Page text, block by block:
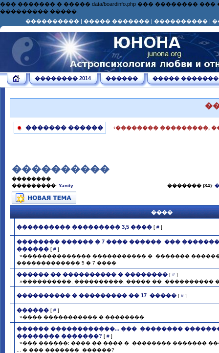
��� ������� � ����� data/boardinfo.php ���
��������� �����.
���������� | ����� ������� | ���������� |
�������� 2014 ������ ����� �������
������� ������ ‹�������� ���������,
����������
��������
���������: Yanity ������� (34):
����
���������� ��������� 3,5 ���� [ # ]
�������� ������ � 7 ���� ������ ­ ���
������ [ # ]
»�������������� ����������� � ­ �������
������������� 5 � 7 ����
������ �� ���������� � �������� [ # ]
»����������, ����������, ����� �� ­ ����������
���������� � ��������� �� 17 ­ ����� [ # ]
������ [ # ]
»���� ����������� � ��������
������ ������������... ��� ­ ��������
�������� �������? [ # ]
»��� ������: ���� �� ���� � ­ �������� �������
... � ��� ������� ­ ������?